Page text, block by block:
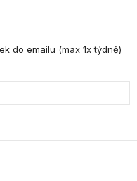
do emailu (max 1x týdně)